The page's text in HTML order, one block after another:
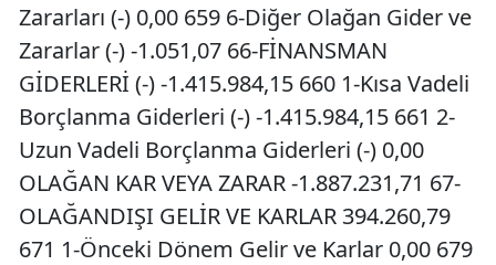
Zararları (-) 0,00 659 6-Diğer Olağan Gider ve
Zararlar (-) -1.051,07 66-FİNANSMAN
GİDERLERİ (-) -1.415.984,15 660 1-Kısa Vadeli
Borçlanma Giderleri (-) -1.415.984,15 661 2-
Uzun Vadeli Borçlanma Giderleri (-) 0,00
OLAĞAN KAR VEYA ZARAR -1.887.231,71 67-
OLAĞANDIŞI GELİR VE KARLAR 394.260,79
671 1-Önceki Dönem Gelir ve Karlar 0,00 679